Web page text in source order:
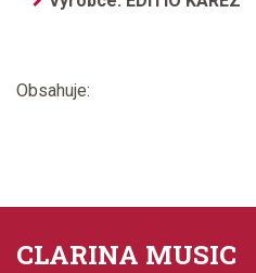
Obsahuje:
CLARINA MUSIC